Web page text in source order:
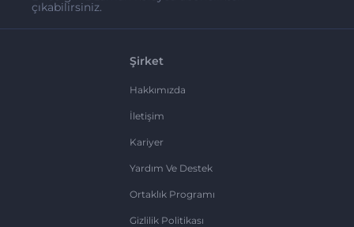
çıkabilirsiniz.
Şirket
Hakkımızda
İletişim
Kariyer
Yardım Ve Destek
Ortaklık Programı
Gizlilik Politikası